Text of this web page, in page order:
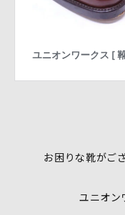
お困りな靴がご
ユニオ